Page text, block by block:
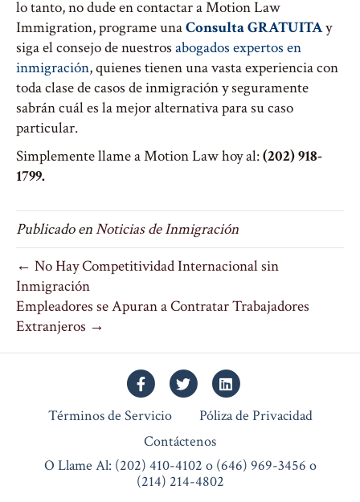
lo tanto, no dude en contactar a Motion Law
Immigration, programe unaConsulta GRATUITAy
siga el consejo de nuestros abogados expertos en
inmigración, quienes tienen una vasta experiencia con
toda clase de casos de inmigración y seguramente
sabrán cuál es la mejor alternativa para su caso
particular.
Simplemente llame a Motion Law hoy al:(202) 918-
1799.
Publicado enNoticias de Inmigración
← No Hay Competitividad Internacional sin
Inmigración
Empleadores se Apuran a Contratar Trabajadores
Extranjeros →
FacebookTwitterLinkedin
Términos de Servicio
Póliza de Privacidad
Contáctenos
O Llame Al: (202) 410-4102 o (646) 969-3456 o
(214) 214-4802